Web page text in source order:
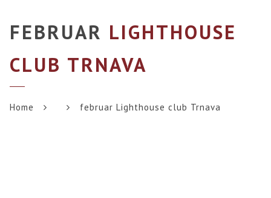
FEBRUAR LIGHTHOUSE
CLUB TRNAVA
Home februar Lighthouse club Trnava